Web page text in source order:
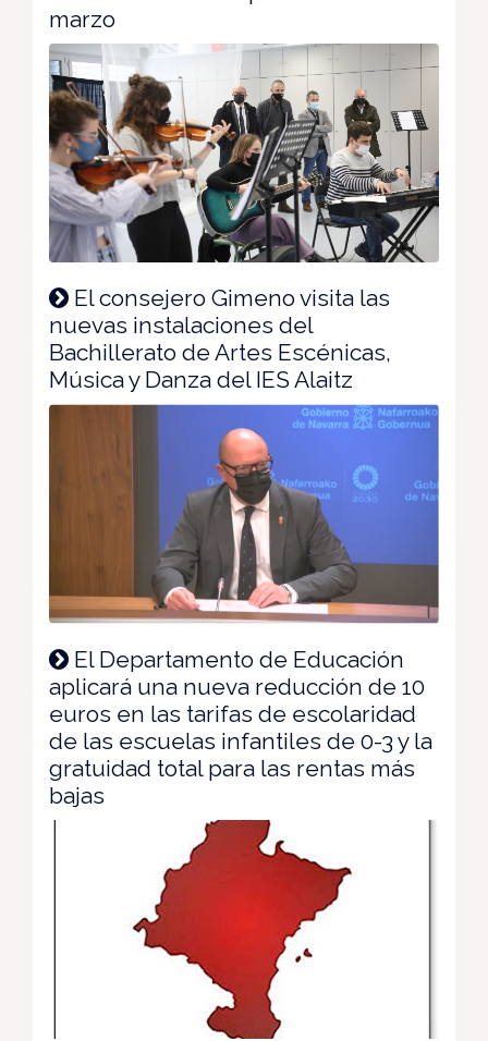
marzo
El consejero Gimeno visita las
nuevas instalaciones del
Bachillerato de Artes Escénicas,
Música y Danza del IES Alaitz
El Departamento de Educación
aplicará una nueva reducción de 10
euros en las tarifas de escolaridad
de las escuelas infantiles de 0-3 y la
gratuidad total para las rentas más
bajas